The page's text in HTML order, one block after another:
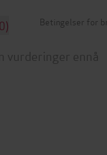
Betingelser for
vurderinger ennå